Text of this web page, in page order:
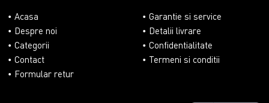
Acasa
Despre noi
Categorii
Contact
Formular retur
Garantie si service
Detalii livrare
Confidentialitate
Termeni si conditii